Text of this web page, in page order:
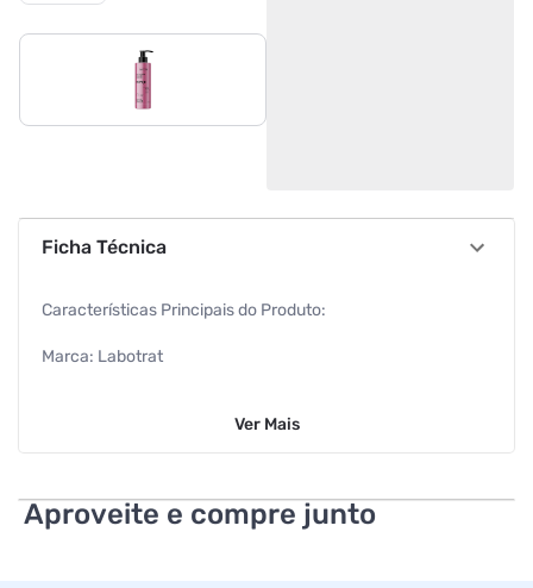
Ficha Técnica
Características Principais do Produto:
Marca: Labotrat
Informações Adicionais:
Ver Mais
Aproveite e compre junto